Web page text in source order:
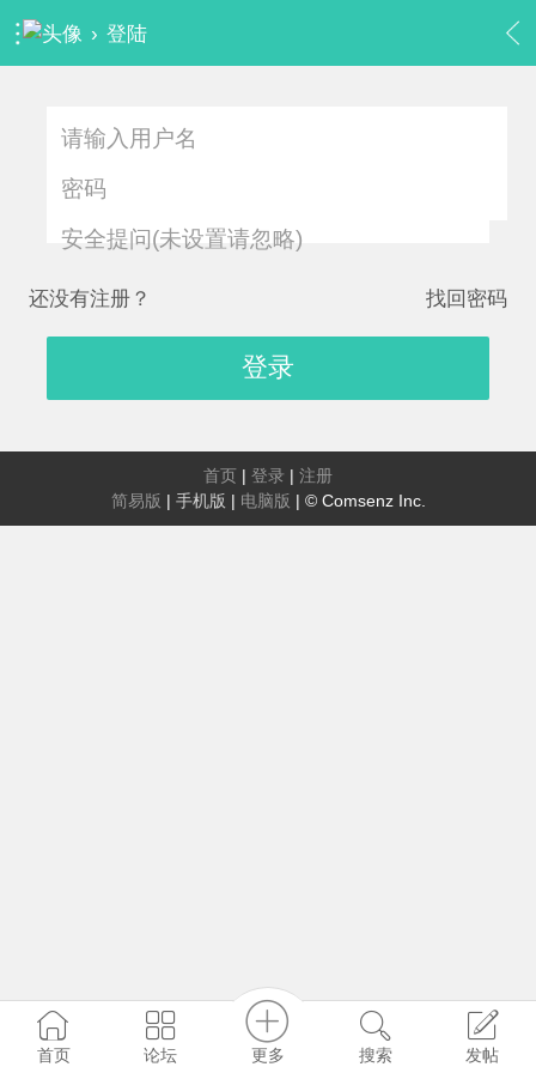
› 登陆
安全提问(未设置请忽略)
还没有注册？ 找回密码
登录
首页 | 登录 | 注册
简易版 | 手机版 | 电脑版 | © Comsenz Inc.
首页 论坛 更多 搜索 发帖